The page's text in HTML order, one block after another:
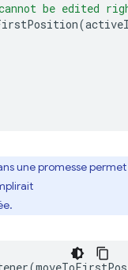
be edited
(
une promesse permet